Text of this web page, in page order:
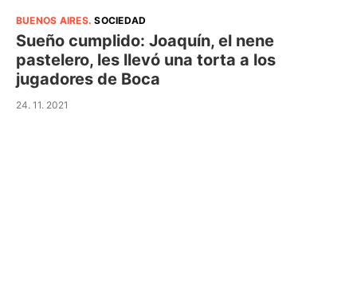
BUENOS AIRES.SOCIEDAD
Sueño cumplido: Joaquín, el nene
pastelero, les llevó una torta a los
jugadores de Boca
24. 11. 2021